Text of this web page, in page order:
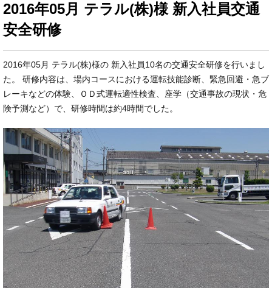
2016年05月 テラル(株)様 新入社員交通
安全研修
2016年05月 テラル(株)様の 新入社員10名の交通安全研修を行いまし
た。 研修内容は、場内コースにおける運転技能診断、緊急回避・急ブ
レーキなどの体験、ＯＤ式運転適性検査、座学（交通事故の現状・危
険予測など）で、研修時間は約4時間でした。